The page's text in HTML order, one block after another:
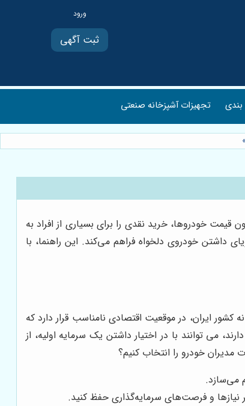
ثبت آگهی
تجهیزات آشپزخانه صنعتی
خودروها، خرید نقدی را برای بسیاری از افراد به
داشتن خودروی دلخواه فراهم می‌کند. این راهنما، با
ایران، در موقعیت اقتصادی نامناسب قرار دارد که
می توانند با در اختیار داشتن یک سرمایه اولیه، از
مدیران خودرو را انتخاب کنیم؟
می‌سازد.
و فرصت‌های سرمایه‌گذاری حفظ کنید.